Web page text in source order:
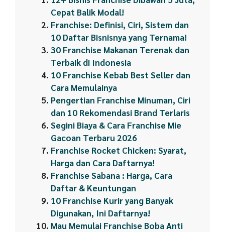
Cepat Balik Modal!
Franchise: Definisi, Ciri, Sistem dan
10 Daftar Bisnisnya yang Ternama!
30 Franchise Makanan Terenak dan
Terbaik di Indonesia
10 Franchise Kebab Best Seller dan
Cara Memulainya
Pengertian Franchise Minuman, Ciri
dan 10 Rekomendasi Brand Terlaris
Segini Biaya & Cara Franchise Mie
Gacoan Terbaru 2026
Franchise Rocket Chicken: Syarat,
Harga dan Cara Daftarnya!
Franchise Sabana : Harga, Cara
Daftar & Keuntungan
10 Franchise Kurir yang Banyak
Digunakan, Ini Daftarnya!
Mau Memulai Franchise Boba Anti